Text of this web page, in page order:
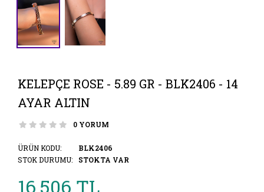
KELEPÇE ROSE - 5.89 GR - BLK2406 - 14
AYAR ALTIN
0 YORUM
ÜRÜN KODU:
STOK DURUMU:
BLK2406
STOKTA VAR
16.506 TL